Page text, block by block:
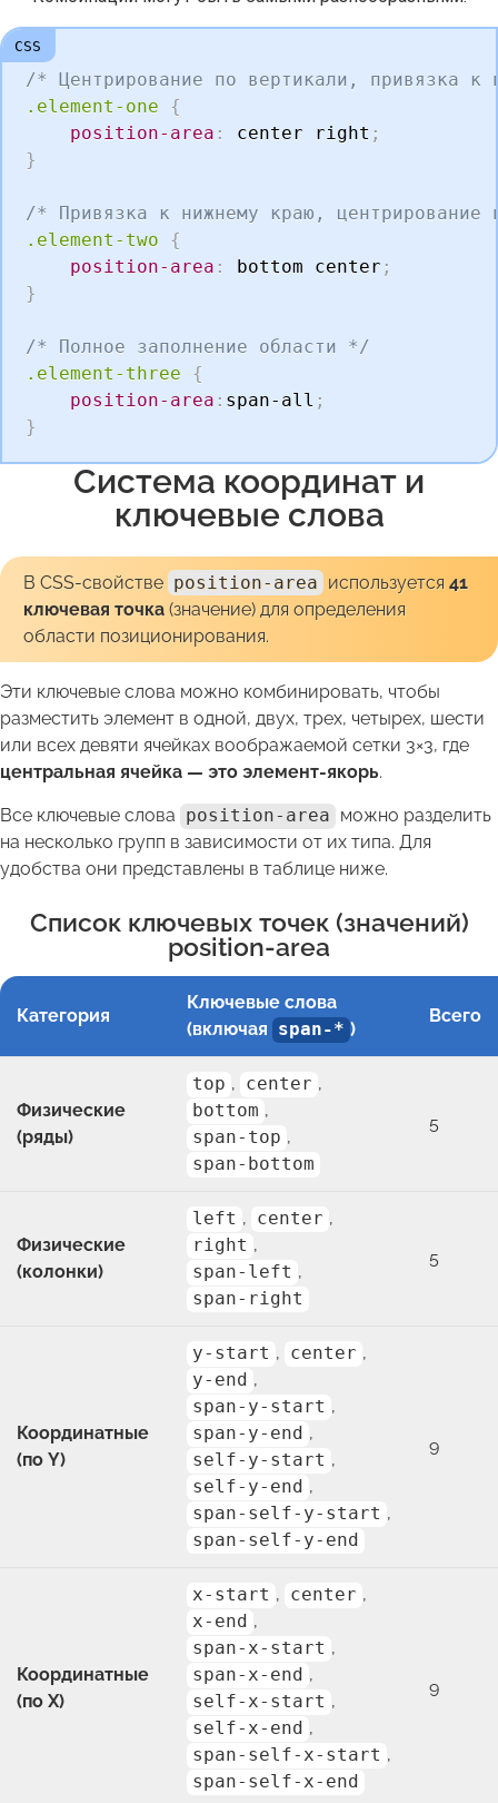
/* Центрирование по вертикали, привязка к
.element-one
{
position-area : center right ;
}
/* Привязка к нижнему краю, центрирование
.element-two
{
position-area : bottom center ;
}
/* Полное заполнение области */
.element-three
{
position-area : span-all ;
}
Система координат и
ключевые слова
В CSS-свойстве position-area используется41
ключевая точка (значение) для определения
области позиционирования.
Эти ключевые слова можно комбинировать, чтобы
разместить элемент в одной, двух, трех, четырех, шести
или всех девяти ячейках воображаемой сетки 3×3, где
центральная ячейка — это элемент-якорь.
Все ключевые слова position-area можно разделить
на несколько групп в зависимости от их типа. Для
удобства они представлены в таблице ниже.
Список ключевых точек (значений)
position-area
Категория
Ключевые слова
(включая span-* )
Всего
Физические
(ряды)
top , center ,
bottom ,
span-top ,
span-bottom
5
Физические
(колонки)
left , center ,
right ,
span-left ,
span-right
5
Координатные
(по Y)
y-start , center ,
y-end ,
span-y-start ,
span-y-end ,
self-y-start ,
self-y-end ,
span-self-y-start ,
span-self-y-end
9
Координатные
(по X)
x-start , center ,
x-end ,
span-x-start ,
span-x-end ,
self-x-start ,
self-x-end ,
span-self-x-start ,
span-self-x-end
9